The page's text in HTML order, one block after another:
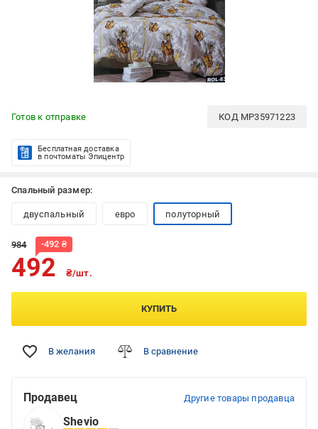
Готов к отправке КОД MP35971223
Бесплатная доставка
в почтоматы Эпицентр
Спальный размер:
двуспальный евро полуторный
984 -492 ₴
492 ₴/шт.
КУПИТЬ
В желания В сравнение
Продавец Другие товары продавца
Shevio